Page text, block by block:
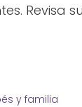
Revisa
y familia